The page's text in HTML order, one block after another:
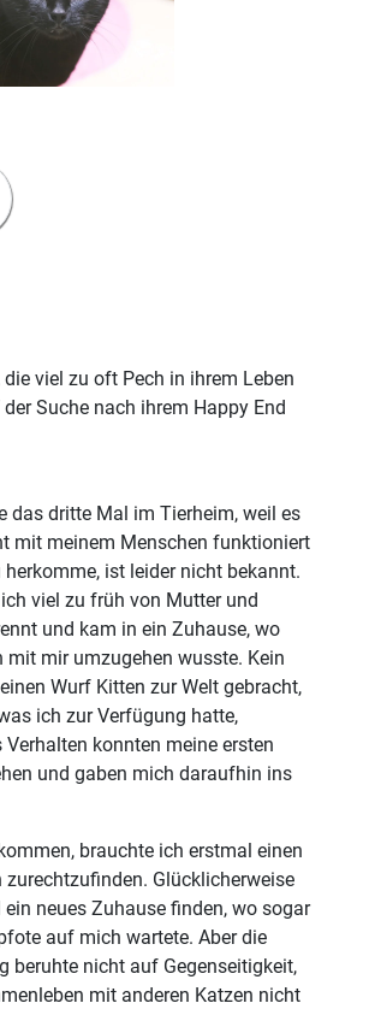
viel zu oft Pech in ihrem Leben
Suche nach ihrem Happy End
das dritte Mal im Tierheim, weil es
mit meinem Menschen funktioniert
ist leider nicht bekannt.
viel zu früh von Mutter und
und kam in ein Zuhause, wo
mir umzugehen wusste. Kein
Wurf Kitten zur Welt gebracht,
ich zur Verfügung hatte,
Verhalten konnten meine ersten
und gaben mich daraufhin ins
brauchte ich erstmal einen
Glücklicherweise
neues Zuhause finden, wo sogar
auf mich wartete. Aber die
beruhte nicht auf Gegenseitigkeit,
mit anderen Katzen nicht